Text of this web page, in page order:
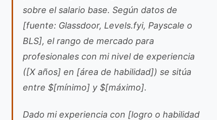
sobre el salario base. Según datos de
[fuente: Glassdoor, Levels.fyi, Payscale o
BLS], el rango de mercado para
profesionales con mi nivel de experiencia
([X años] en [área de habilidad]) se sitúa
entre $[mínimo] y $[máximo].
Dado mi experiencia con [logro o habilidad